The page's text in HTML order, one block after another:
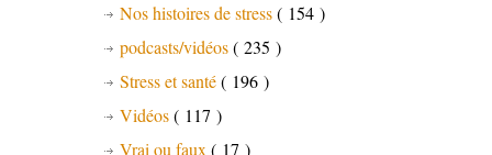
Nos histoires de stress( 154 )
podcasts/vidéos( 235 )
Stress et santé( 196 )
Vidéos( 117 )
Vrai ou faux( 17 )